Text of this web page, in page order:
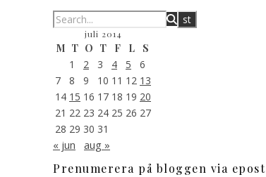
juli 2014
M T O T F L
S
1
2 3 4 5
6
7
8 9 10 11 12 13
14 15 16 17 18 19 20
21 22 23 24 25 26 27
28 29 30 31
« jun aug »
Prenumerera på bloggen via epost